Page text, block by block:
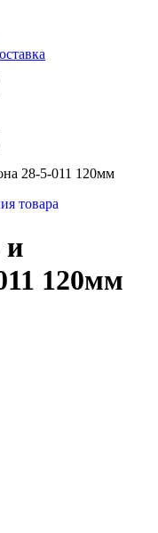
28-5-011 120мм
и
120мм